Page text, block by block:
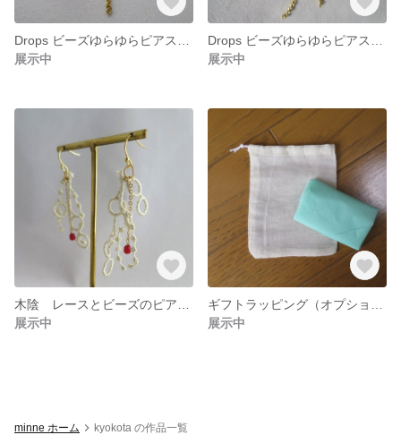
展示中
展示中
展示中
展示中
minne ホーム kyokota の作品一覧